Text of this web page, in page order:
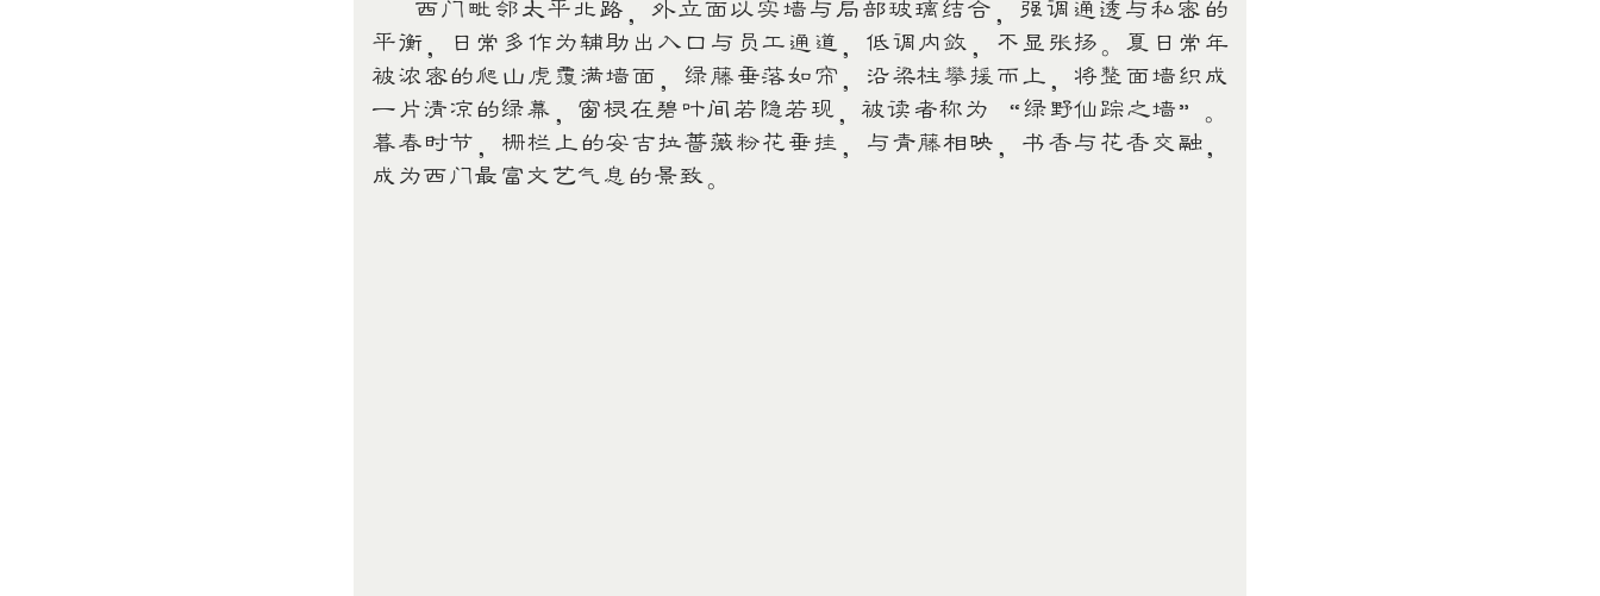
西门毗邻太平北路，外立面以实墙与局部玻璃结合，强调通透与私密的
平衡，日常多作为辅助出入口与员工通道，低调内敛，不显张扬。夏日常年
被浓密的爬山虎覆满墙面，绿藤垂落如帘，沿梁柱攀援而上，将整面墙织成
一片清凉的绿幕，窗棂在碧叶间若隐若现，被读者称为 “绿野仙踪之墙”。
暮春时节，栅栏上的安吉拉蔷薇粉花垂挂，与青藤相映，书香与花香交融，
成为西门最富文艺气息的景致。